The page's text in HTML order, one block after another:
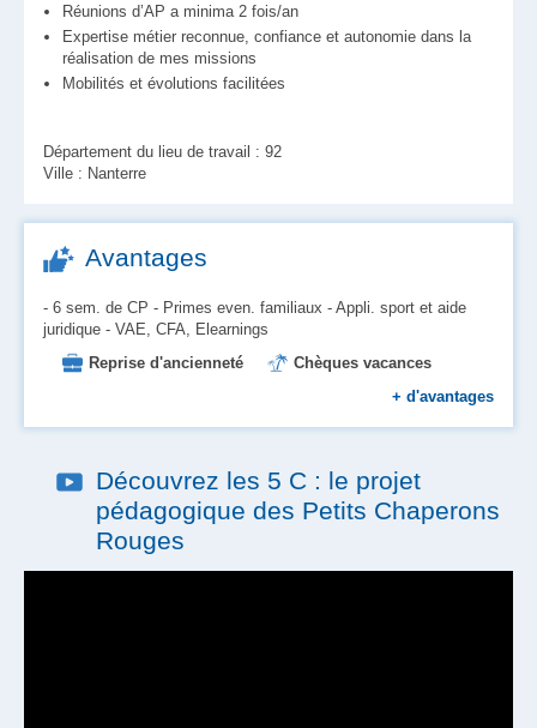
Réunions d’AP a minima 2 fois/an
Expertise métier reconnue, confiance et autonomie dans la
réalisation de mes missions
Mobilités et évolutions facilitées
Département du lieu de travail : 92
Ville : Nanterre
Avantages
- 6 sem. de CP - Primes even. familiaux - Appli. sport et aide
juridique - VAE, CFA, Elearnings
Reprise d'ancienneté
Chèques vacances
Aide au logement et à l'installation
Tickets restaurant
+ d'avantages
Découvrez les 5 C : le projet
pédagogique des Petits Chaperons
Rouges